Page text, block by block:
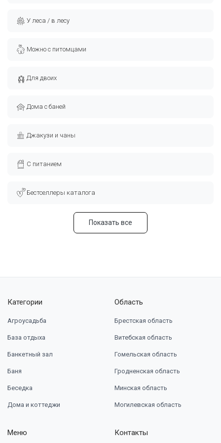
У леса / в лесу
Можно с питомцами
Для двоих
Дома с баней
Джакузи и чаны
С питанием
Бестселлеры каталога
Показать все
Категории
Агроусадьба
База отдыха
Банкетный зал
Баня
Беседка
Дома и коттеджи
Область
Брестская область
Витебская область
Гомельская область
Гродненская область
Минская область
Могилевская область
Меню Контакты